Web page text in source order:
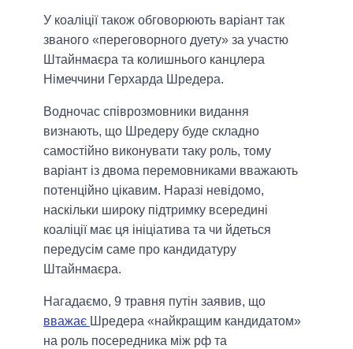
У коаліції також обговорюють варіант так
званого «переговорного дуету» за участю
Штайнмаєра та колишнього канцлера
Німеччини Герхарда Шредера.
Водночас співрозмовники видання
визнають, що Шредеру буде складно
самостійно виконувати таку роль, тому
варіант із двома перемовниками вважають
потенційно цікавим. Наразі невідомо,
наскільки широку підтримку всередині
коаліції має ця ініціатива та чи йдеться
передусім саме про кандидатуру
Штайнмаєра.
Нагадаємо, 9 травня путін заявив, що
вважає Шредера «найкращим кандидатом»
на роль посередника між рф та